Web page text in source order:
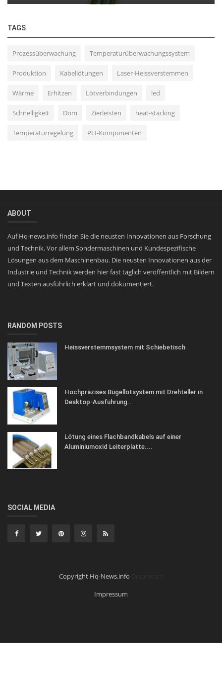
TAGS
Prozessüberwachung Temperaturüberwachungssystem
Produktion Kabellötungen Laser-Heissverstemmen
Wärme Erhitzen Lötverbindungen led
Schnelligkeit Dom Zierleisten heat-stacking
Temperaturregelung PEI-Komponenten
ABOUT
Auf Hq-news.info finden Sie die neusten Innovationen aus Forschung
und Technik. Vor allem Sondermaschinen und Kundespezifische
Lösungen aus dem Maschinenbau. Die neusten Innovationen aus der
Industrie und Technik werden hier fast täglich veröffentlich mit Bildern
und Texten ausführlich erklärt und dokumentiert.
RANDOM POSTS
Heissverstemmsystem mit Schiebetisch
Hochpräzises Bügellötsystem mit Drehteller in
Desktop-Ausführung...
Lötung eines Flachbandkabels auf einer
Aluminiumoxid Leiterplatte....
SOCIAL MEDIA
Copyright Hq-News.info
Impressum